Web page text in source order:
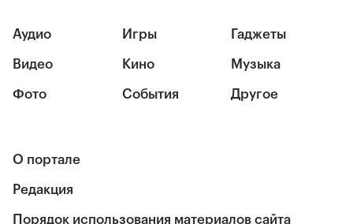
Аудио
Видео
Фото
Игры
Кино
События
Гаджеты
Музыка
Другое
О портале
Редакция
Порядок использования материалов сайта